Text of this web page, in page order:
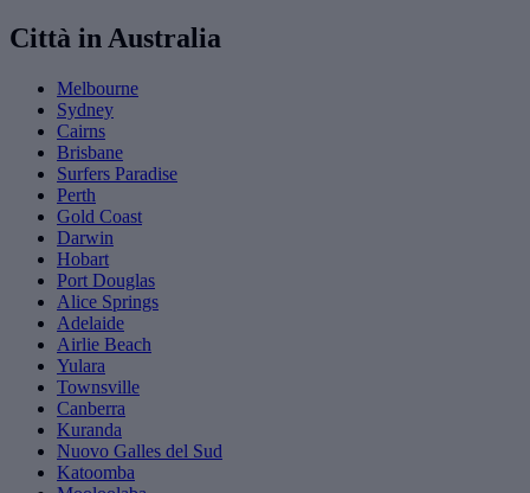
Città in Australia
Melbourne
Sydney
Cairns
Brisbane
Surfers Paradise
Perth
Gold Coast
Darwin
Hobart
Port Douglas
Alice Springs
Adelaide
Airlie Beach
Yulara
Townsville
Canberra
Kuranda
Nuovo Galles del Sud
Katoomba